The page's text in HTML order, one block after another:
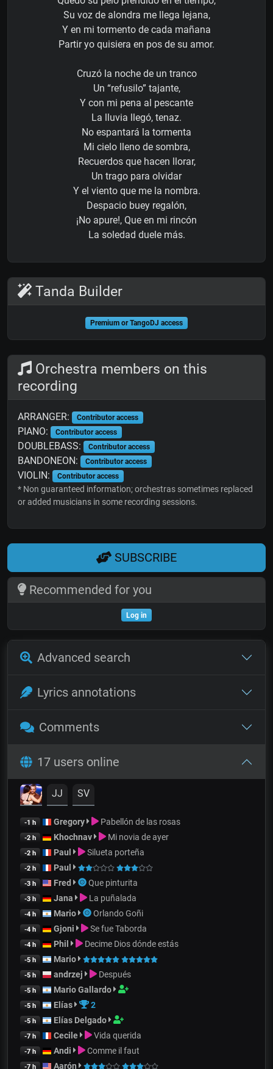
Su voz de alondra me llega lejana,
Y en mi tormento de cada mañana
Partir yo quisiera en pos de su amor.
Cruzó la noche de un tranco
Un “refusilo” tajante,
Y con mi pena al pescante
La lluvia llegó, tenaz.
No espantará la tormenta
Mi cielo lleno de sombra,
Recuerdos que hacen llorar,
Un trago para olvidar
Y el viento que me la nombra.
Despacio buey regalón,
¡No apure!, Que en mi rincón
La soledad duele más.
Tanda Builder
Premium or TangoDJ access
Orchestra members on this
recording
ARRANGER: Contributor access
PIANO: Contributor access
DOUBLEBASS: Contributor access
BANDONEON: Contributor access
VIOLIN: Contributor access
* Non guaranteed information; orchestras sometimes replaced
or added musicians in some recording sessions.
SUBSCRIBE
Recommended for you
Log in
Advanced search
Lyrics annotations
Comments
17 users online
JJ SV
-1 h Gregory Pabellón de las rosas
-2 h Khochnav Mi novia de ayer
-2 h Paul Silueta porteña
-2 h Paul
-3 h Fred Que pinturita
-3 h Jana La puñalada
-4 h Mario Orlando Goñi
-4 h Gjoni Se fue Taborda
-4 h Phil Decime Dios dónde estás
-5 h Mario
-5 h andrzej Después
-5 h Mario Gallardo
-5 h Elías 2
-5 h Elías Delgado
-7 h Cecile Vida querida
-7 h Andi Comme il faut
-7 h Aarón